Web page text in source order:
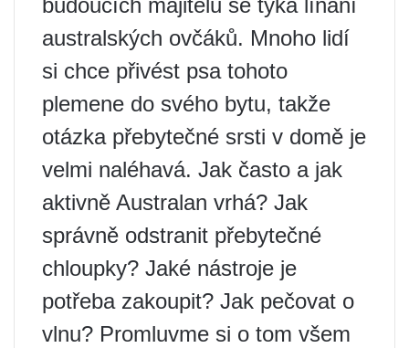
budoucích majitelů se týká línání
australských ovčáků. Mnoho lidí
si chce přivést psa tohoto
plemene do svého bytu, takže
otázka přebytečné srsti v domě je
velmi naléhavá. Jak často a jak
aktivně Australan vrhá? Jak
správně odstranit přebytečné
chloupky? Jaké nástroje je
potřeba zakoupit? Jak pečovat o
vlnu? Promluvme si o tom všem